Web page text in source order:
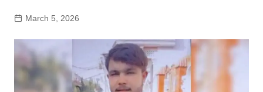
March 5, 2026